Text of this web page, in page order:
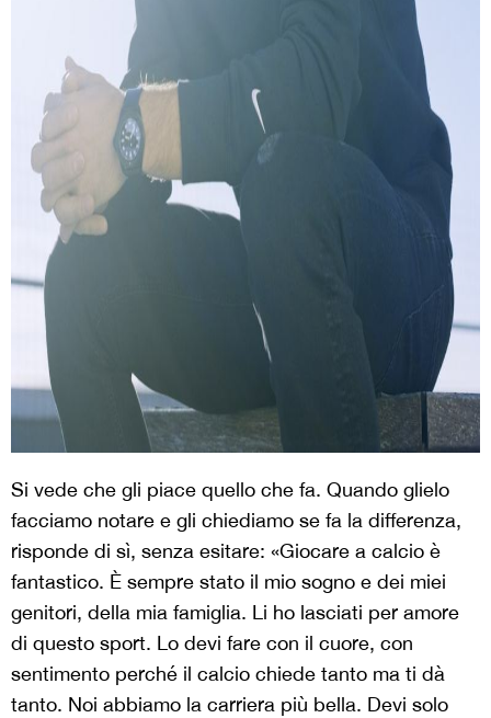
Si vede che gli piace quello che fa. Quando glielo
facciamo notare e gli chiediamo se fa la differenza,
risponde di sì, senza esitare: «Giocare a calcio è
fantastico. È sempre stato il mio sogno e dei miei
genitori, della mia famiglia. Li ho lasciati per amore
di questo sport. Lo devi fare con il cuore, con
sentimento perché il calcio chiede tanto ma ti dà
tanto. Noi abbiamo la carriera più bella. Devi solo